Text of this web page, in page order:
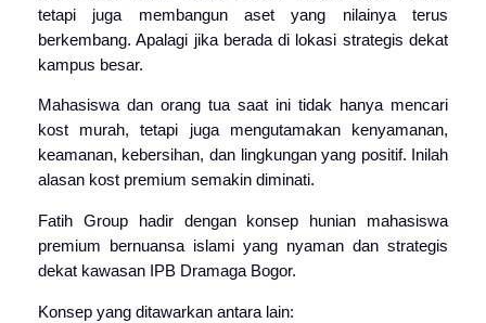
tetapi juga membangun aset yang nilainya terus
berkembang. Apalagi jika berada di lokasi strategis dekat
kampus besar.
Mahasiswa dan orang tua saat ini tidak hanya mencari
kost murah, tetapi juga mengutamakan kenyamanan,
keamanan, kebersihan, dan lingkungan yang positif. Inilah
alasan kost premium semakin diminati.
Fatih Grouphadir dengan konsep hunian mahasiswa
premium bernuansa islami yang nyaman dan strategis
dekat kawasan IPB Dramaga Bogor.
Konsep yang ditawarkan antara lain: